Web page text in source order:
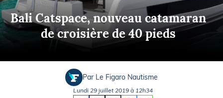
Bali Catspace, nouveau catamaran
de croisière de 40 pieds
Par Le Figaro Nautisme
Lundi 29 juillet 2019 à 12h34